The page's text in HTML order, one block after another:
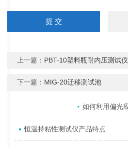
上一篇： PBT-10塑料瓶耐内压测试仪
下一篇： MIG-20迁移测试池
相关文章
恒温持粘性测试仪产品特点